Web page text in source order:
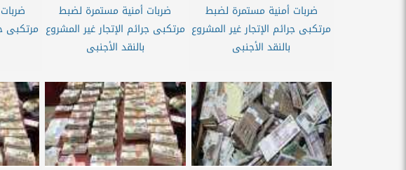
ضربات أمنية مستمرة لضبط
مرتكبى جرائم الإتجار غير المشروع
بالنقد الأجنبى
ضربات أمنية مستمرة لضبط
مرتكبى جرائم الإتجار غير المشروع
بالنقد الأجنبى
مرتكبى